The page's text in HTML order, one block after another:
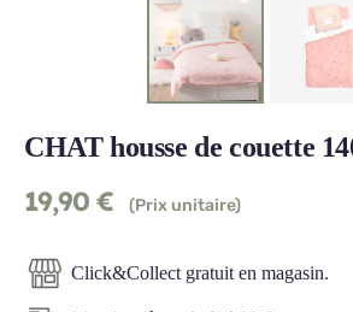
CHAT housse de couette
19,90 € (Prix unitaire)
Click&Collect gratuit en magasin.